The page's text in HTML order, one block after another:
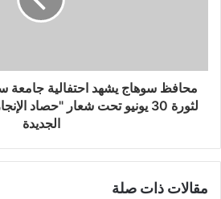
محافظ سوهاج يشهد احتفالية جامعة
لثورة 30 يونيو تحت شعار "حصاد
الجديدة
مقالات ذات صلة